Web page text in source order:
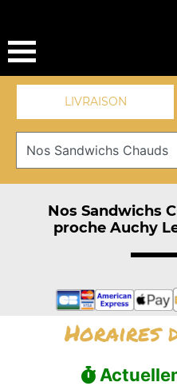
LIVRAISON
Nos Sandwichs
proche Auchy
Horaires